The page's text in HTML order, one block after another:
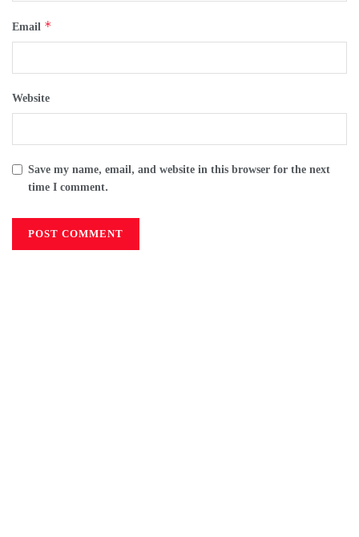
Email *
Website
Save my name, email, and website in this browser for the next
time I comment.